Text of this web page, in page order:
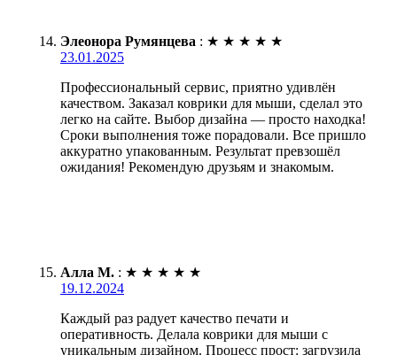
Элеонора Румянцева : ★ ★ ★ ★ ★
23.01.2025
Профессиональный сервис, приятно удивлён
качеством. Заказал коврики для мыши, сделал это
легко на сайте. Выбор дизайна — просто находка!
Сроки выполнения тоже порадовали. Все пришло
аккуратно упакованным. Результат превзошёл
ожидания! Рекомендую друзьям и знакомым.
Алла М. : ★ ★ ★ ★ ★
19.12.2024
Каждый раз радует качество печати и
оперативность. Делала коврики для мыши с
уникальным дизайном. Процесс прост: загрузила